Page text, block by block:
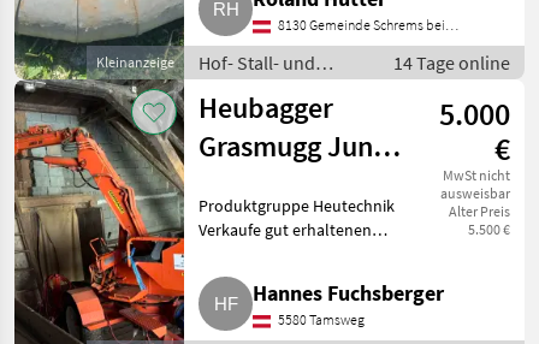
Kleinanzeige
8130 Gemeinde Schrems bei
Frohnleiten
Hof- Stall- und
Weidetechnik /
Heutechnik
14 Tage online
Heubagger
Grasmugg Junior
5.000
€
MwSt nicht
ausweisbar
Alter Preis
5.500 €
Produktgruppe Heutechnik
Verkaufe gut erhaltenen
Schalengreifer und Grablöffel.
Bagger kann mit Zapfwelle und
el. betrieben werden. Preis
Hannes Fuchsberger
5580 Tamsweg